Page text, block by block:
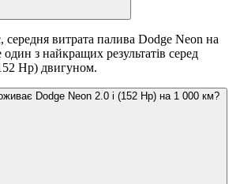
витрата палива Dodge Neon на
один з найкращих результатів серед
Hp) двигуном.
Dodge Neon 2.0 i (152 Hp) на 1 000 км?